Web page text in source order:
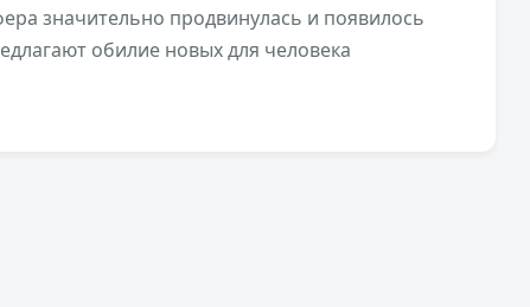
значительно продвинулась и появилось
обилие новых для человека